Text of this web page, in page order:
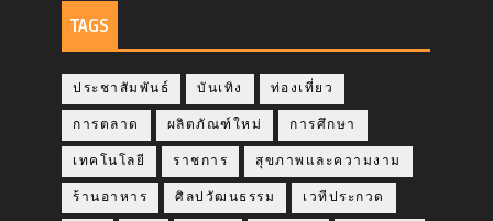
TAGS
ประชาสัมพันธ์ บันเทิง ท่องเที่ยว
การตลาด ผลิตภัณฑ์ใหม่ การศึกษา
เทคโนโลยี ราชการ สุขภาพและความงาม
ร้านอาหาร ศิลปวัฒนธรรม เวทีประกวด